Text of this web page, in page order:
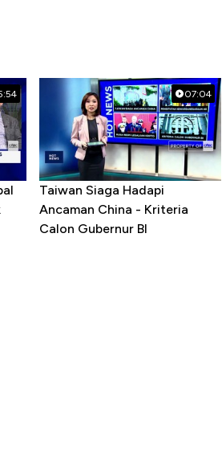
07:04
Taiwan Siaga Hadapi
Ancaman China - Kriteria
Calon Gubernur BI